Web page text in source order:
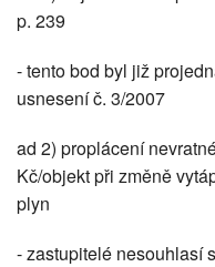
p. 239
- tento bod byl již
usnesení č. 3/2007
ad 2) proplácení
Kč/objekt při změně
plyn
- zastupitelé nesouhlasí